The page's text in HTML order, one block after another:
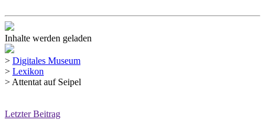
Inhalte werden geladen
> Digitales Museum
> Lexikon
> Attentat auf Seipel
Letzter Beitrag